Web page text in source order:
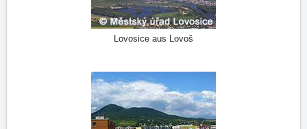
Lovosice aus Lovoš